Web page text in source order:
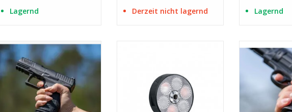
Lagernd Derzeit nicht lagernd Lagernd
Zubehör für die T4E PPQ M2 und
T4E TPM1 Kal. 43
ZUM WARENKORB HINZUFÜGEN
ZUM WARENKORB HINZUFÜGEN
Zubehör für die
ZUM